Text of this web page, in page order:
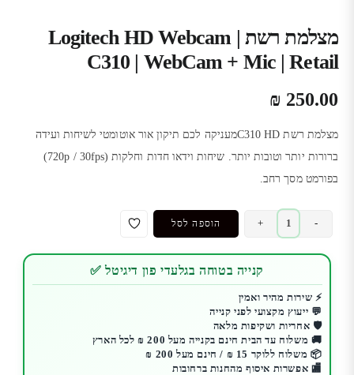
מצלמת רשת | Logitech HD Webcam
C310 | WebCam + Mic | Retail
₪ 250.00
מצלמת רשת C310 HDמעניקה לכם תיקון אור אוטומטי לשיחות ועידה
ברורות יותר וטובות יותר. שיחות וידאו חדות וחלקות (720p / 30fps)
בפורמט מסך רחב.
-
כמות
של
מצלמת
|
Logitech
HD
Webcam
+ הוספה לסל
קנייה בטוחה בגלעדי פון דיגיטל ✅
⚡ שירות מהיר ואמין
💬 ייעוץ מקצועי לפני קנייה
🛡️ אחריות ושקיפות מלאה
🚚 משלוח עד הבית חינם בקנייה מעל 200 ₪ לכל הארץ
📦 משלוח ללוקר 15 ₪ / חינם מעל 200 ₪
🏬 אפשרות איסוף מהחנות ברחובות